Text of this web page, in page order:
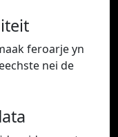
feroarje yn
nei de